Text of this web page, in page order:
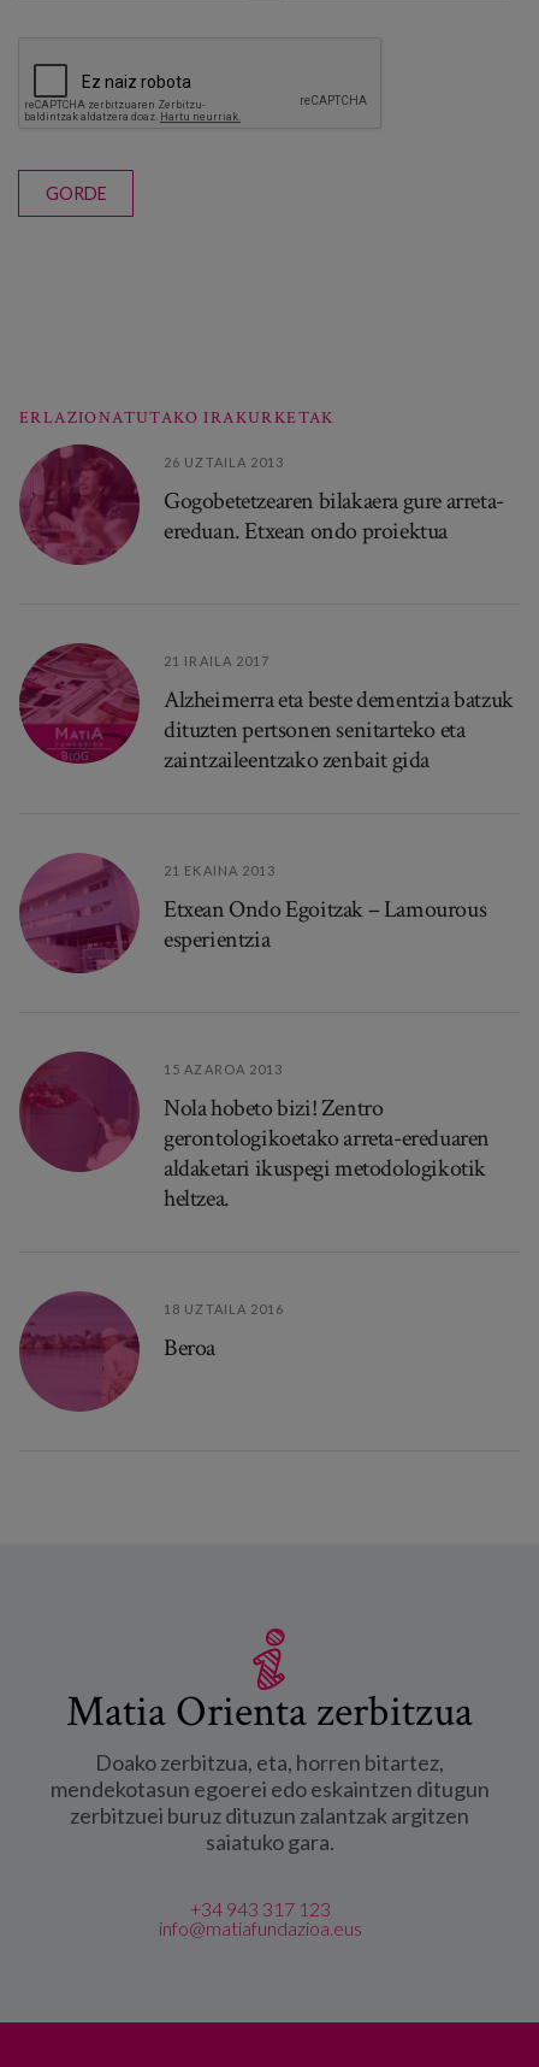
GORDE
ERLAZIONATUTAKO IRAKURKETAK
26 UZTAILA 2013
Gogobetetzearen bilakaera gure arreta-
ereduan. Etxean ondo proiektua
21 IRAILA 2017
Alzheimerra eta beste dementzia batzuk
dituzten pertsonen senitarteko eta
zaintzaileentzako zenbait gida
21 EKAINA 2013
Etxean Ondo Egoitzak – Lamourous
esperientzia
15 AZAROA 2013
Nola hobeto bizi! Zentro
gerontologikoetako arreta-ereduaren
aldaketari ikuspegi metodologikotik
heltzea.
18 UZTAILA 2016
Beroa
Matia Orienta zerbitzua
Doako zerbitzua, eta, horren bitartez,
mendekotasun egoerei edo eskaintzen ditugun
zerbitzuei buruz dituzun zalantzak argitzen
saiatuko gara.
+34 943 317 123
info@matiafundazioa.eus